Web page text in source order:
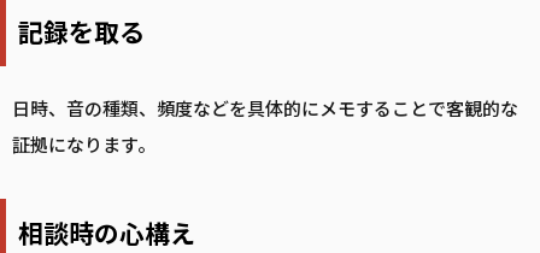
記録を取る
日時、音の種類、頻度などを具体的にメモすることで客観的な
証拠になります。
相談時の心構え